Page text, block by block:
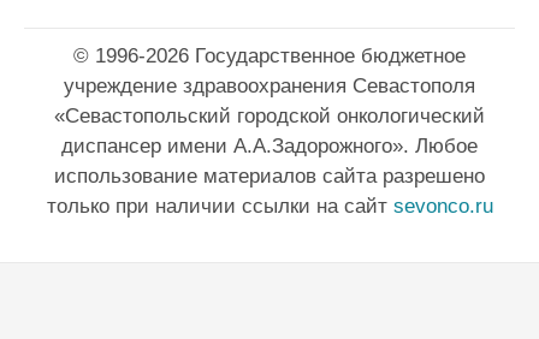
© 1996-2026 Государственное бюджетное
учреждение здравоохранения Севастополя
«Севастопольский городской онкологический
диспансер имени А.А.Задорожного». Любое
использование материалов сайта разрешено
только при наличии ссылки на сайт sevonco.ru